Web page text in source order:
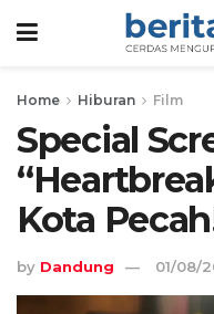
Home Hiburan Film
Special
Kota
by Dandung 01/08/